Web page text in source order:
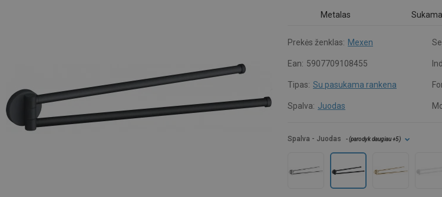
Metalas
Prekės ženklas: Mexen
Ean: 5907709108455
Tipas: Su pasukama rankena
Spalva: Juodas
Spalva - Juodas - (parodyk daugiau+5)